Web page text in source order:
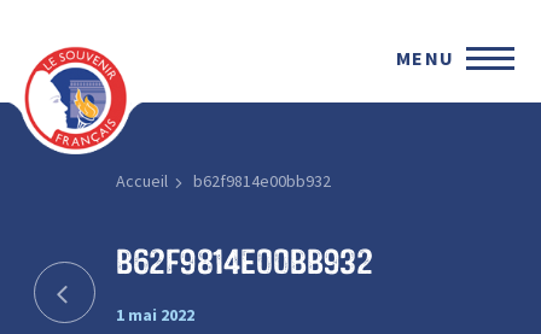
MENU
Accueil b62f9814e00bb932
b62f9814e00bb932
1 mai 2022